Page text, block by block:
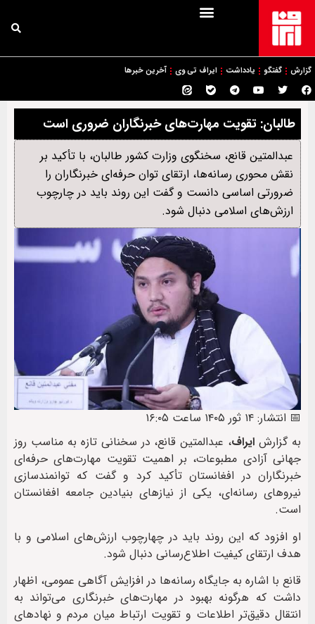
گزارش گفتگو یادداشت ایراف تی وی آخرین خبرها
طالبان: تقویت مهارت‌های خبرنگاران ضروری است
عبدالمتین قانع، سخنگوی وزارت کشور طالبان، با تأکید بر
نقش محوری رسانه‌ها، ارتقای توان حرفه‌ای خبرنگاران را
ضرورتی اساسی دانست و گفت این روند باید در چارچوب
ارزش‌های اسلامی دنبال شود.
📅 انتشار: ۱۴ ثور ۱۴۰۵ ساعت ۱۶:۰۵
به گزارش ایراف، عبدالمتین قانع، در سخنانی تازه به مناسب روز
جهانی آزادی مطبوعات، بر اهمیت تقویت مهارت‌های حرفه‌ای
خبرنگاران در افغانستان تأکید کرد و گفت که توانمندسازی
نیروهای رسانه‌ای، یکی از نیازهای بنیادین جامعه افغانستان
است.
او افزود که این روند باید در چهارچوب ارزش‌های اسلامی و با
هدف ارتقای کیفیت اطلاع‌رسانی دنبال شود.
قانع با اشاره به جایگاه رسانه‌ها در افزایش آگاهی عمومی، اظهار
داشت که هرگونه بهبود در مهارت‌های خبرنگاری می‌تواند به
انتقال دقیق‌تر اطلاعات و تقویت ارتباط میان مردم و نهادهای